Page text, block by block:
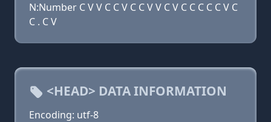
N:Number C V V C C V C C V V C V C C C C C V C
C . C V
<HEAD> DATA INFORMATION
Encoding: utf-8